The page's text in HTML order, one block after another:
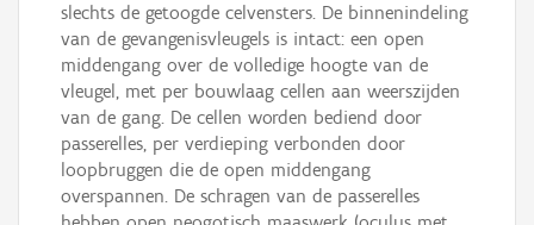
slechts de getoogde celvensters. De binnenindeling
van de gevangenisvleugels is intact: een open
middengang over de volledige hoogte van de
vleugel, met per bouwlaag cellen aan weerszijden
van de gang. De cellen worden bediend door
passerelles, per verdieping verbonden door
loopbruggen die de open middengang
overspannen. De schragen van de passerelles